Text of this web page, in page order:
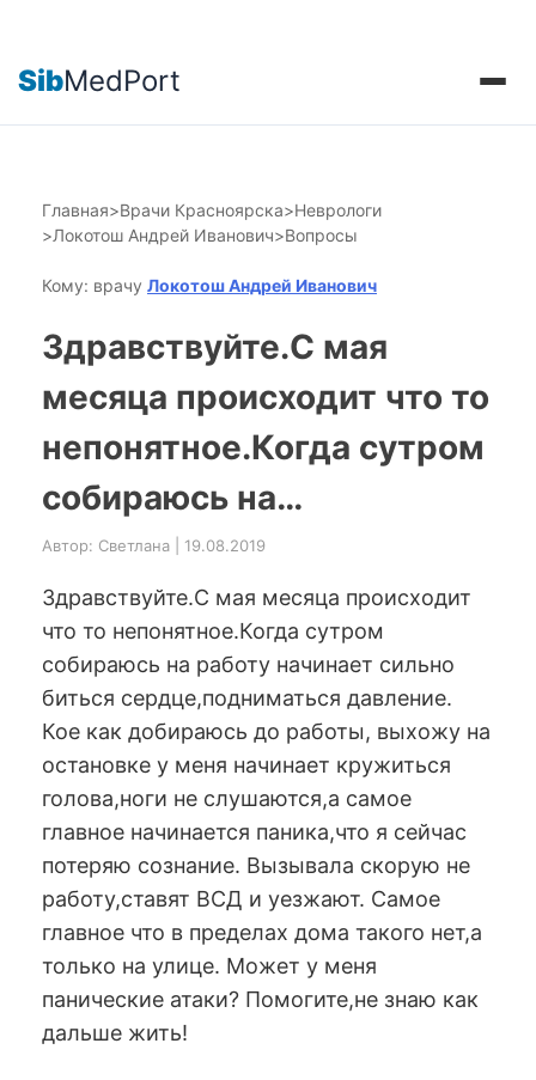
SibMedPort
Главная>Врачи Красноярска>Неврологи
>Локотош Андрей Иванович>Вопросы
Кому: врачу Локотош Андрей Иванович
Здравствуйте.С мая
месяца происходит что то
непонятное.Когда сутром
собираюсь на…
Автор: Светлана | 19.08.2019
Здравствуйте.С мая месяца происходит
что то непонятное.Когда сутром
собираюсь на работу начинает сильно
биться сердце,подниматься давление.
Кое как добираюсь до работы, выхожу на
остановке у меня начинает кружиться
голова,ноги не слушаются,а самое
главное начинается паника,что я сейчас
потеряю сознание. Вызывала скорую не
работу,ставят ВСД и уезжают. Самое
главное что в пределах дома такого нет,а
только на улице. Может у меня
панические атаки? Помогите,не знаю как
дальше жить!